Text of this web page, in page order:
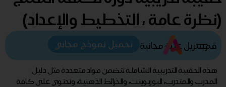
(نظرة عامة ، التخطيط والإعداد)
قم بتنزيل عينة مجانية تحميل نموذج مجاني
هذه الحقيبة التدريبية الشاملة تتضمن مواد متعددة مثل دليل
المدرب والمتدرب، البوربوينت، والخرائط الذهنية، وتحتوي على كافة